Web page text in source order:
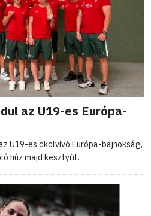
az U19-es Európa-
U19-es ökölvívó Európa-bajnokság,
húz majd kesztyűt.